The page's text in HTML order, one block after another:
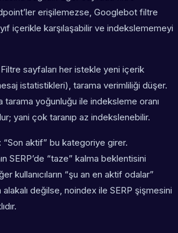
erişilemezse, Googlebot filtre
içerikle karşılaşabilir ve indekslememeyi
sayfaları her istekle yeni içerik
istatistikleri), tarama verimliliği düşer.
tarama yoğunluğu ile indeksleme oranı
yani çok taranıp az indekslenebilir.
aktif” bu kategoriye girer.
SERP’de “taze” kalma beklentisini
kullanıcıların “şu an en aktif odalar”
alakalı değilse, noindex ile SERP şişmesini